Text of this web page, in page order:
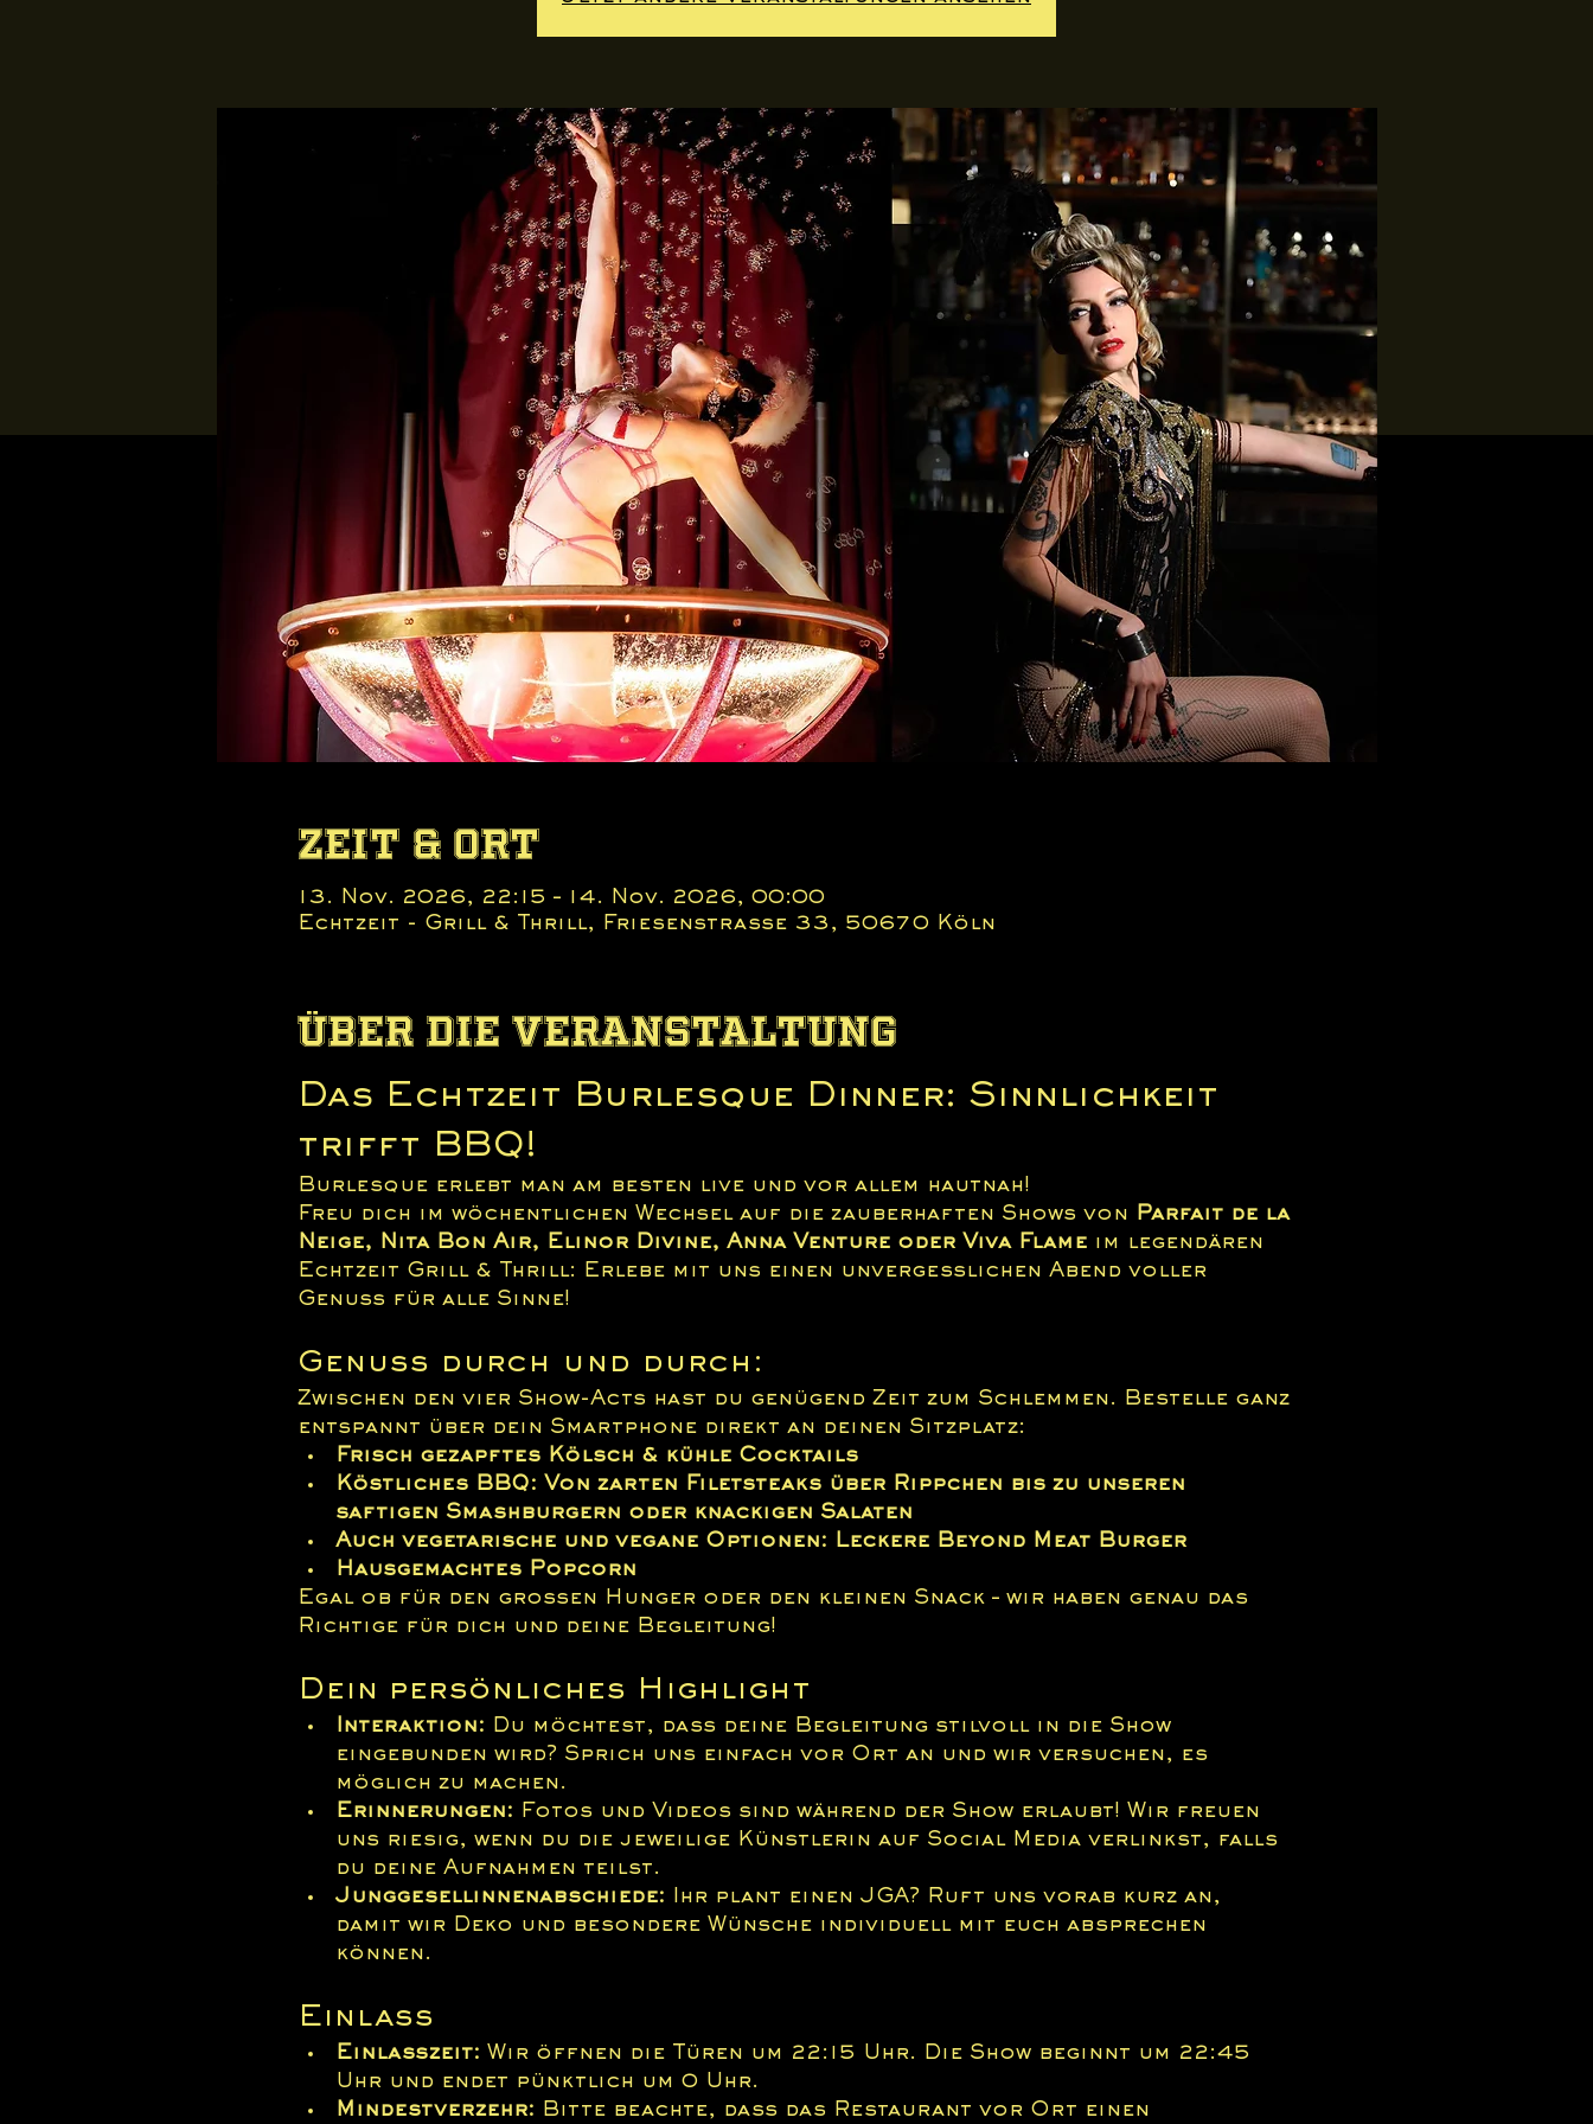
Zeit & Ort
13. Nov. 2026, 22:15 – 14. Nov. 2026, 00:00
Echtzeit - Grill & Thrill, Friesenstraße 33, 50670 Köln
Über die Veranstaltung
Das Echtzeit Burlesque Dinner: Sinnlichkeit
trifft BBQ!
Burlesque erlebt man am besten live und vor allem hautnah!
Freu dich im wöchentlichen Wechsel auf die zauberhaften Shows von
Parfait de la
Neige, Nita Bon Air, Elinor Divine, Anna Venture oder Viva Flame im legendären
Echtzeit Grill & Thrill: Erlebe mit uns einen unvergesslichen Abend voller
Genuss für alle Sinne!
Genuss durch und durch:
Zwischen den vier Show-Acts hast du genügend Zeit zum Schlemmen. Bestelle ganz
entspannt über dein Smartphone direkt an deinen Sitzplatz:
Frisch gezapftes Kölsch & kühle Cocktails
Köstliches BBQ: Von zarten Filetsteaks über Rippchen bis zu unseren
saftigen Smashburgern oder knackigen Salaten
Auch vegetarische und vegane Optionen: Leckere Beyond Meat Burger
Hausgemachtes Popcorn
Egal ob für den großen Hunger oder den kleinen Snack – wir haben genau das
Richtige für dich und deine Begleitung!
Dein persönliches Highlight
Interaktion: Du möchtest, dass deine Begleitung stilvoll in die Show
eingebunden wird? Sprich uns einfach vor Ort an und wir versuchen, es
möglich zu machen.
Erinnerungen: Fotos und Videos sind während der Show erlaubt! Wir freuen
uns riesig, wenn du die jeweilige Künstlerin auf Social Media verlinkst, falls
du deine Aufnahmen teilst.
Junggesellinnenabschiede: Ihr plant einen JGA? Ruft uns vorab kurz an,
damit wir Deko und besondere Wünsche individuell mit euch absprechen
können.
Einlass
Einlasszeit: Wir öffnen die Türen um 22:15 Uhr. Die Show beginnt um 22:45
Uhr und endet pünktlich um 0 Uhr.
Mindestverzehr: Bitte beachte, dass das Restaurant vor Ort einen